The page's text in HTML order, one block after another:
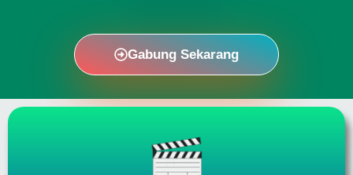
Gabung Sekarang